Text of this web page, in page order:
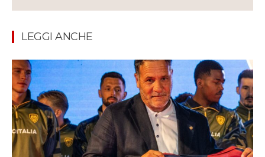
LEGGI ANCHE